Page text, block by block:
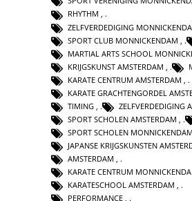
RHYTHM ,
ZELFVERDEDIGING
SPORT CLUB MONNICKENDAM
MARTIAL ARTS SCHOOL
KRIJGSKUNST AMSTERDAM
KARATE CENTRUM AMSTERDAM
KARATE GRACHTENGORDEL
TIMING
ZELFVERDEDIGING
SPORT SCHOLEN AMSTERDAM
SPORT SCHOLEN MONNICKENDAM
JAPANSE KRIJGSKUNSTEN
AMSTERDAM ,
KARATE CENTRUM
KARATESCHOOL AMSTERDAM ,
PERFORMANCE ,